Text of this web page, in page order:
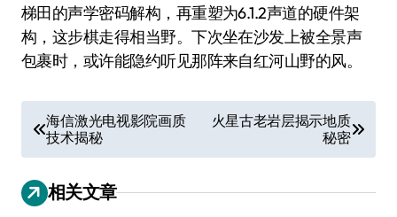
梯田的声学密码解构，再重塑为6.1.2声道的硬件架
构，这步棋走得相当野。下次坐在沙发上被全景声
包裹时，或许能隐约听见那阵来自红河山野的风。
章
导
航
海信激光电视影院画质
技术揭秘
火星古老岩层揭示地质
秘密
相关文章